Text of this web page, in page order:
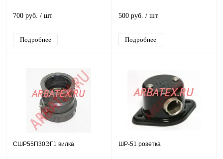
700 руб. / шт
Подробнее
500 руб. / шт
Подробнее
СШР55П30ЭГ1 вилка ШР-51 розетка